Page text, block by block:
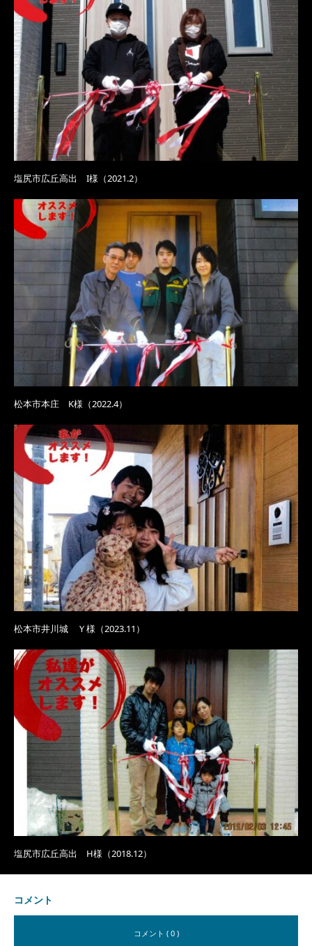
塩尻市広丘高出 I様（2021.2）
松本市本庄 K様（2022.4）
松本市井川城 Ｙ様（2023.11）
塩尻市広丘高出 H様（2018.12）
コメント
コメント ( 0 )